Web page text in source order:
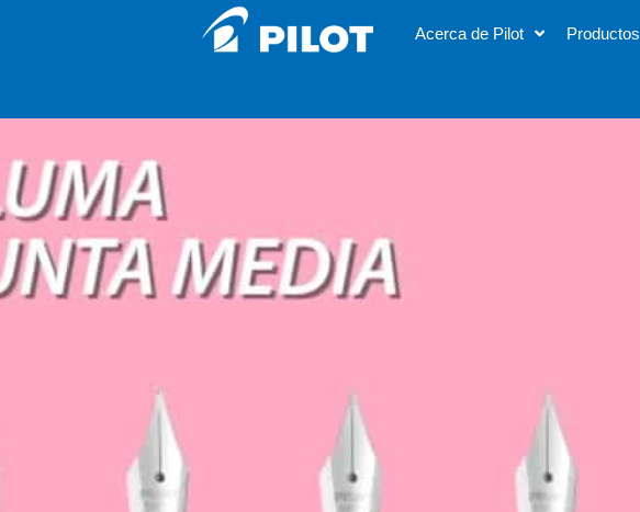
Acerca de Pilot Productos